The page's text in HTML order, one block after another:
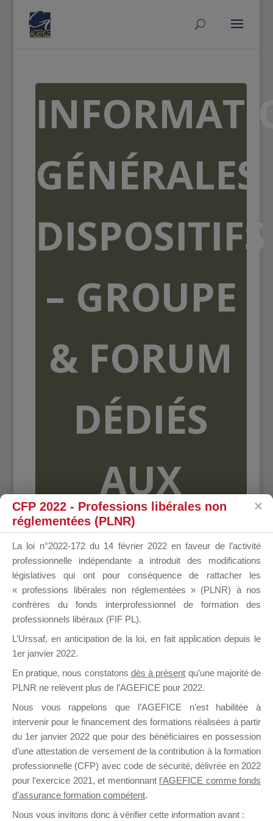
GÉNÉRALES
DISPOSITIFS
– GROUPE
& FORUM
DÉDIÉS
AUX
DE
il y a 2 heures
formation. Il accueille également les Conseillers
CFP 2022 - Professions libérales non
réglementées (PLNR)
La loi n°2022-172 du 14 février 2022 en faveur de l’activité
professionnelle indépendante a introduit des modifications
législatives qui ont pour conséquence de rattacher les
« professions libérales non réglementées » (PLNR) à nos
confrères du fonds interprofessionnel de formation des
professionnels libéraux (FIF PL).
L’Urssaf, en anticipation de la loi, en fait application depuis le
1er janvier 2022.
En pratique, nous constatons dès à présent qu’une majorité de
PLNR ne relèvent plus de l’AGEFICE pour 2022.
Nous vous rappelons que l’AGEFICE n’est habilitée à
intervenir pour le financement des formations réalisées à partir
du 1er janvier 2022 que pour des bénéficiaires en possession
d’une attestation de versement de la contribution à la formation
professionnelle (CFP) avec code de sécurité, délivrée en 2022
pour l’exercice 2021, et mentionnant l’AGEFICE comme fonds
d’assurance formation compétent.
Nous vous invitons donc à vérifier cette information avant :